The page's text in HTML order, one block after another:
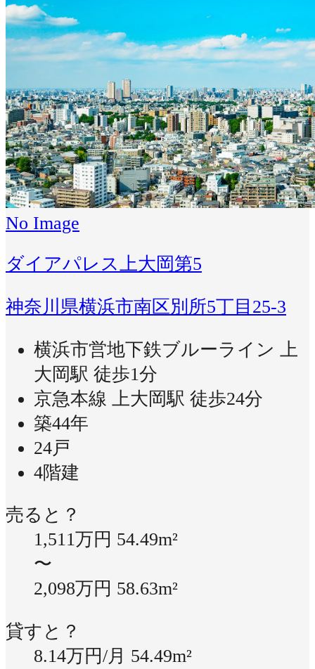
No Image
ダイアパレス上大岡第5
神奈川県横浜市南区別所5丁目25-3
横浜市営地下鉄ブルーライン 上
大岡駅 徒歩1分
京急本線 上大岡駅 徒歩24分
築44年
24戸
4階建
売ると？
1,511万円 54.49m²
〜
2,098万円 58.63m²
貸すと？
8.14万円/月 54.49m²